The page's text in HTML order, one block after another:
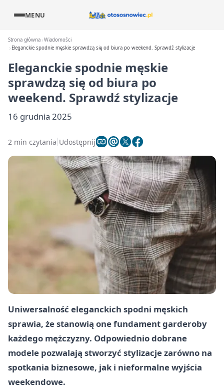
MENU
Strona główna Wiadomości
Eleganckie spodnie męskie sprawdzą się od biura po weekend. Sprawdź stylizacje
Eleganckie spodnie męskie
sprawdzą się od biura po
weekend. Sprawdź stylizacje
16 grudnia 2025
2 min czytania Udostępnij
Uniwersalność eleganckich spodni męskich
sprawia, że stanowią one fundament garderoby
każdego mężczyzny. Odpowiednio dobrane
modele pozwalają stworzyć stylizacje zarówno na
spotkania biznesowe, jak i nieformalne wyjścia
weekendowe.